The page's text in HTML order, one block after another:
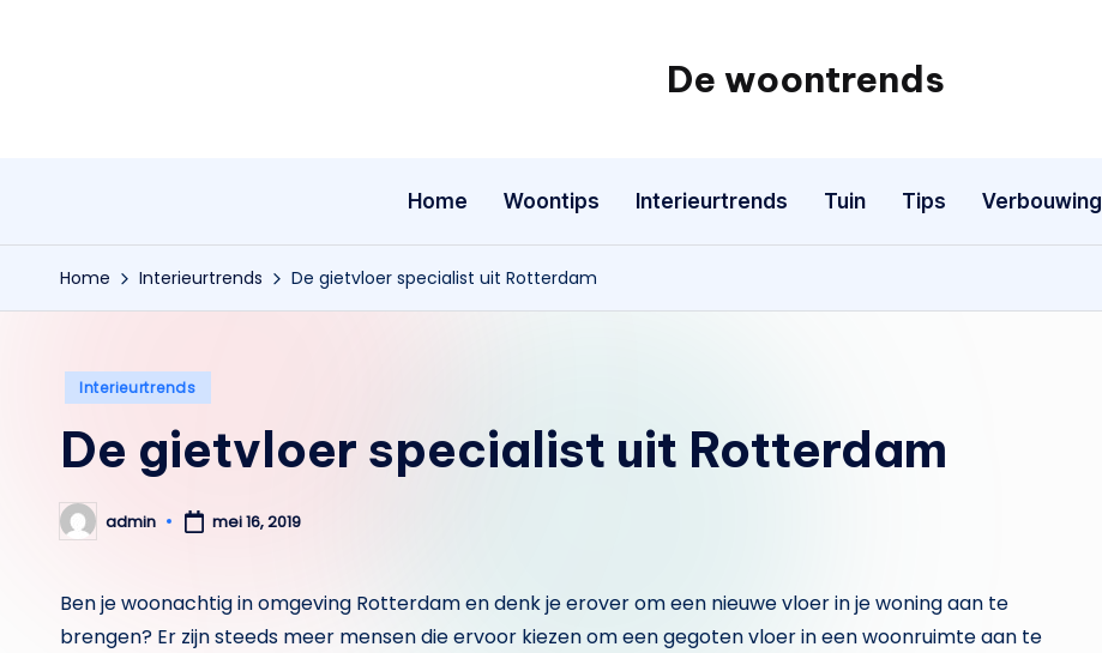
De woontrends
Interieur
blog
Home Woontips Interieurtrends Tuin Tips Verbouwing
Home Interieurtrends De gietvloer specialist uit Rotterdam
Geplaatst
Interieurtrends
De gietvloer specialist uit Rotterdam
Geplaatst
door
admin mei 16, 2019
Ben je woonachtig in omgeving Rotterdam en denk je erover om een nieuwe vloer in je woning aan te
brengen? Er zijn steeds meer mensen die ervoor kiezen om een gegoten vloer in een woonruimte aan te